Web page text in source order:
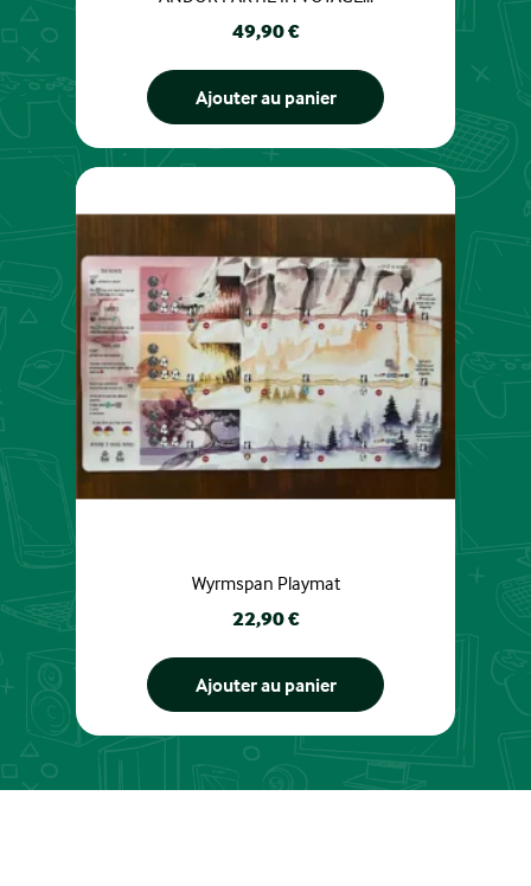
Prix
49,90 €
Ajouter au panier
Wyrmspan Playmat
Prix
22,90 €
Ajouter au panier